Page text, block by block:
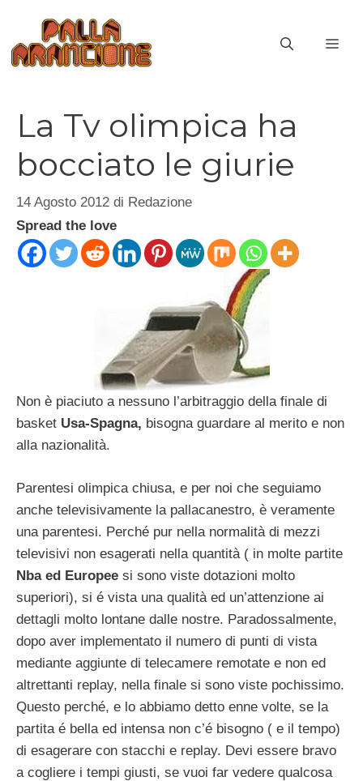
contenuto
La Tv olimpica ha
bocciato le giurie
14 Agosto 2012 di Redazione
Spread the love
Non è piaciuto a nessuno l’arbitraggio della finale di
basket Usa-Spagna, bisogna guardare al merito e non
alla nazionalità.
Parentesi olimpica chiusa, e per noi che seguiamo
anche televisivamente la pallacanestro, è veramente
una parentesi. Perché pur nella normalità di mezzi
televisivi non esagerati nella quantità ( in molte partite
Nba ed Europee si sono viste dotazioni molto
superiori), si é vista una qualità ed un’attenzione ai
dettagli molto lontane dalle nostre. Paradossalmente,
dopo aver implementato il numero di punti di vista
mediante aggiunte di telecamere remotate e non ed
altrettanti replay, nella finale si sono viste pochissimo.
Questo perché, e lo abbiamo detto enne volte, se la
partita é bella ed intensa non c’é bisogno ( e il tempo)
di esagerare con stacchi e replay. Devi essere bravo
a cogliere i tempi giusti, se vuoi far vedere qualcosa